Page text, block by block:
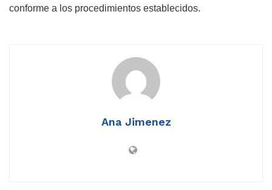
conforme a los procedimientos establecidos.
Ana Jimenez